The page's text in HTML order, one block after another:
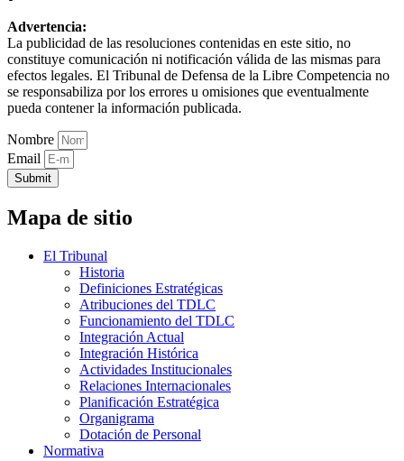
Advertencia:
La publicidad de las resoluciones contenidas en este sitio, no
constituye comunicación ni notificación válida de las mismas para
efectos legales. El Tribunal de Defensa de la Libre Competencia no
se responsabiliza por los errores u omisiones que eventualmente
pueda contener la información publicada.
Nombre
Email
Submit
Mapa de sitio
El Tribunal
Historia
Definiciones Estratégicas
Atribuciones del TDLC
Funcionamiento del TDLC
Integración Actual
Integración Histórica
Actividades Institucionales
Relaciones Internacionales
Planificación Estratégica
Organigrama
Dotación de Personal
Normativa